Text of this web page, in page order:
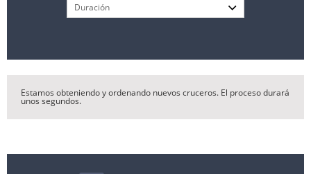
Estamos obteniendo y ordenando nuevos cruceros. El proceso durará
unos segundos.